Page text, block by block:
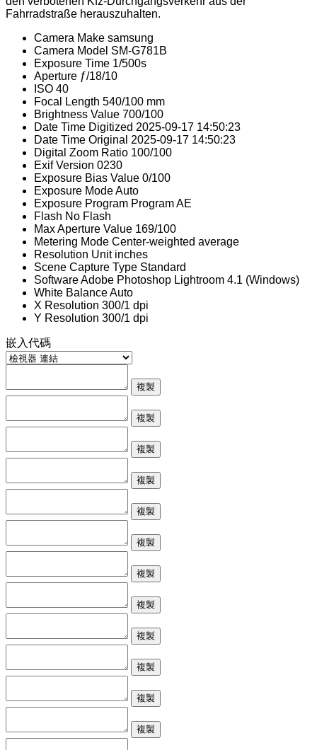
Fahrradstraße herauszuhalten.
Camera Make samsung
Camera Model SM-G781B
Exposure Time 1/500s
Aperture ƒ/18/10
ISO 40
Focal Length 540/100 mm
Brightness Value 700/100
Date Time Digitized 2025-09-17 14:50:23
Date Time Original 2025-09-17 14:50:23
Digital Zoom Ratio 100/100
Exif Version 0230
Exposure Bias Value 0/100
Exposure ModeAuto
Exposure Program Program AE
Flash No Flash
Max Aperture Value 169/100
Metering Mode Center-weighted average
Resolution Unit inches
Scene Capture Type Standard
SoftwareAdobe Photoshop Lightroom 4.1 (Windows)
White BalanceAuto
X Resolution 300/1 dpi
Y Resolution 300/1 dpi
嵌入代碼
複製
複製
複製
複製
複製
複製
複製
複製
複製
複製
複製
複製